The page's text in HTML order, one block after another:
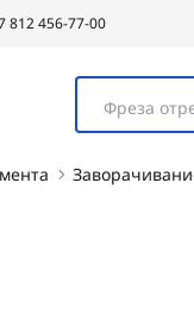
812 456-77-00
Фреза